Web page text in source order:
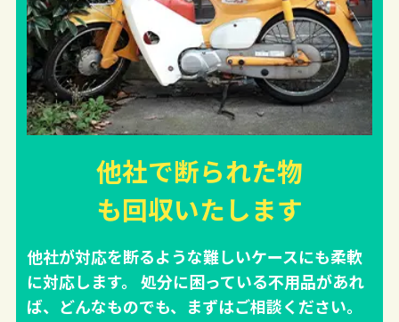
他社で断られた物
も回収いたします
他社が対応を断るような難しいケースにも柔軟
に対応します。 処分に困っている不用品があれ
ば、どんなものでも、まずはご相談ください。